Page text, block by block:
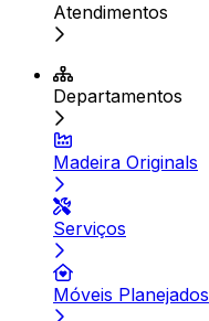
Atendimentos
Departamentos
Madeira Originals
Serviços
Móveis Planejados